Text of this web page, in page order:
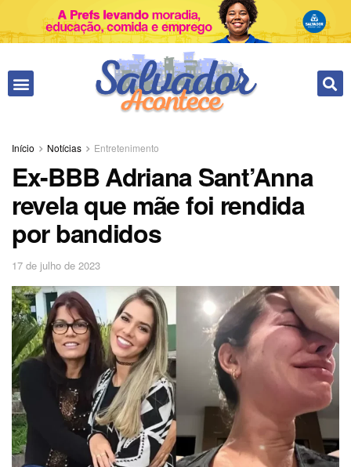
Início Notícias Entretenimento
Ex-BBB Adriana Sant’Anna
revela que mãe foi rendida
por bandidos
17 de julho de 2023